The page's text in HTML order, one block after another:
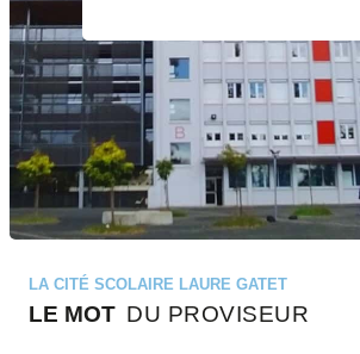
LA CITÉ SCOLAIRE LAURE GATET
LE MOT DU PROVISEUR